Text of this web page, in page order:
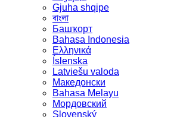
Gjuha shqipe
বাংলা
Башҡорт
Bahasa Indonesia
Ελληνικά
Íslenska
Latviešu valoda
Македонски
Bahasa Melayu
Мордовский
Slovenský